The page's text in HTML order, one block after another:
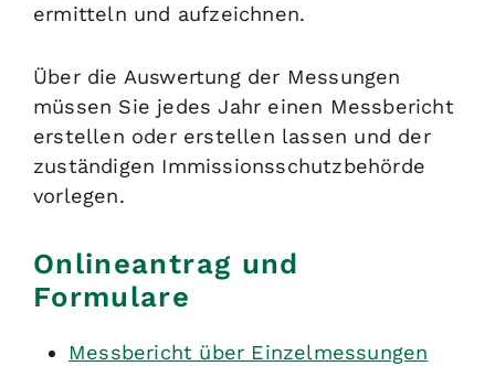
ermitteln und aufzeichnen.
Über die Auswertung der Messungen
müssen Sie jedes Jahr einen Messbericht
erstellen oder erstellen lassen und der
zuständigen Immissionsschutzbehörde
vorlegen.
Onlineantrag und
Formulare
Messbericht über Einzelmessungen